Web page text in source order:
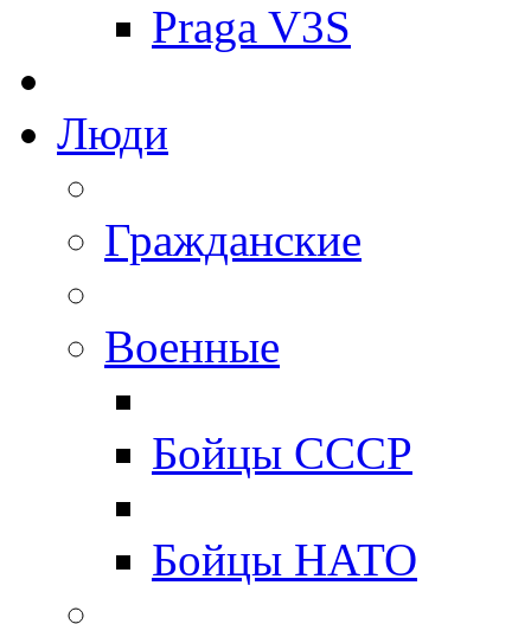
Praga V3S
Люди
Гражданские
Военные
Бойцы СССР
Бойцы НАТО